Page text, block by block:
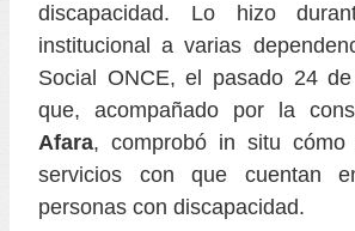
discapacidad. Lo hizo
institucional a varias
Social ONCE, el pasado 24
que, acompañado por la
Afara, comprobó in situ
servicios con que cuentan
personas con discapacidad.